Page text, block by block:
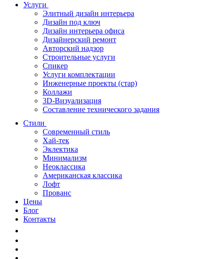
Услуги
Элитный дизайн интерьера
Дизайн под ключ
Дизайн интерьера офиса
Дизайнерский ремонт
Авторский надзор
Строительные услуги
Спикер
Услуги комплектации
Инженерные проекты (стар)
Коллажи
3D-Визуализация
Составление технического задания
Стили
Современный стиль
Хай-тек
Эклектика
Минимализм
Неоклассика
Американская классика
Лофт
Прованс
Цены
Блог
Контакты